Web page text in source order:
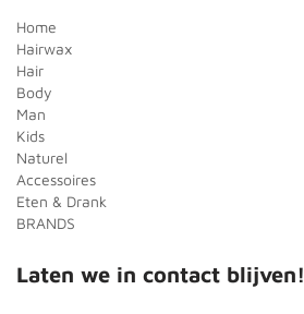
Home
Hairwax
Hair
Body
Man
Kids
Naturel
Accessoires
Eten & Drank
BRANDS
Laten we in contact blijven!